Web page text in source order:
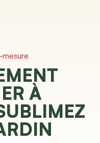
mesure
À